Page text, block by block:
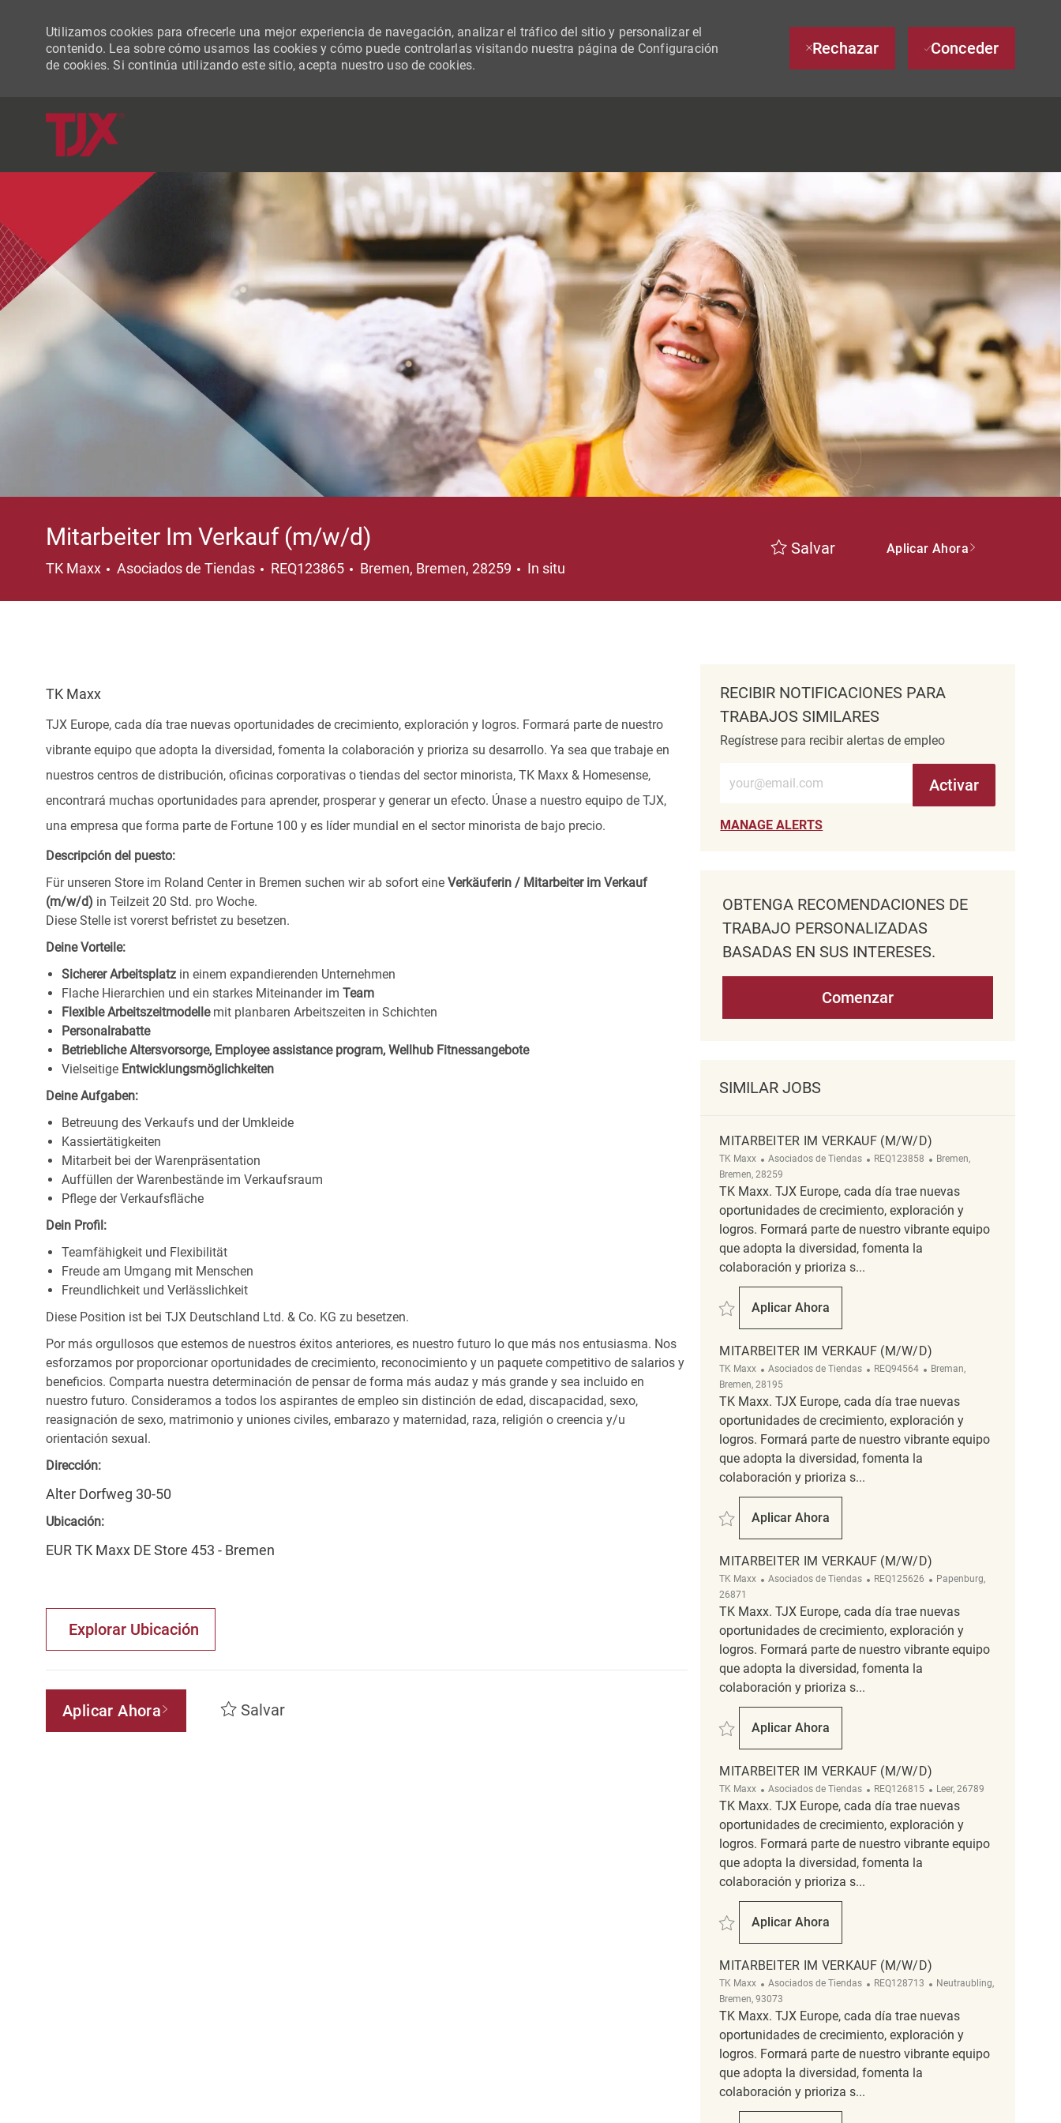
Utilizamos cookies para ofrecerle una mejor experiencia de navegación, analizar el tráfico del sitio y personalizar el
contenido. Lea sobre cómo usamos las cookies y cómo puede controlarlas visitando nuestra página de Configuración
de cookies. Si continúa utilizando este sitio, acepta nuestro uso de cookies.
Rechazar Conceder
Mitarbeiter Im Verkauf (m/w/d)
TK Maxx Categoría
Asociados de Tiendas REQ123865 Ubicación
Bremen, Bremen, 28259 In situ
Salvar Aplicar Ahora
TK Maxx
TJX Europe, cada día trae nuevas oportunidades de crecimiento, exploración y logros. Formará parte de nuestro
vibrante equipo que adopta la diversidad, fomenta la colaboración y prioriza su desarrollo. Ya sea que trabaje en
nuestros centros de distribución, oficinas corporativas o tiendas del sector minorista, TK Maxx & Homesense,
encontrará muchas oportunidades para aprender, prosperar y generar un efecto. Únase a nuestro equipo de TJX,
una empresa que forma parte de Fortune 100 y es líder mundial en el sector minorista de bajo precio.
Descripción del puesto:
Für unseren Store im Roland Center in Bremen suchen wir ab sofort eine Verkäuferin / Mitarbeiter im Verkauf
(m/w/d) in Teilzeit 20 Std. pro Woche.
Diese Stelle ist vorerst befristet zu besetzen.
Deine Vorteile:
Sicherer Arbeitsplatz in einem expandierenden Unternehmen
Flache Hierarchien und ein starkes Miteinander im Team
Flexible Arbeitszeitmodelle mit planbaren Arbeitszeiten in Schichten
Personalrabatte
Betriebliche Altersvorsorge, Employee assistance program, Wellhub Fitnessangebote
Vielseitige Entwicklungsmöglichkeiten
Deine Aufgaben:
Betreuung des Verkaufs und der Umkleide
Kassiertätigkeiten
Mitarbeit bei der Warenpräsentation
Auffüllen der Warenbestände im Verkaufsraum
Pflege der Verkaufsfläche
Dein Profil:
Teamfähigkeit und Flexibilität
Freude am Umgang mit Menschen
Freundlichkeit und Verlässlichkeit
Diese Position ist bei TJX Deutschland Ltd. & Co. KG zu besetzen.
Por más orgullosos que estemos de nuestros éxitos anteriores, es nuestro futuro lo que más nos entusiasma. Nos
esforzamos por proporcionar oportunidades de crecimiento, reconocimiento y un paquete competitivo de salarios y
beneficios. Comparta nuestra determinación de pensar de forma más audaz y más grande y sea incluido en
nuestro futuro. Consideramos a todos los aspirantes de empleo sin distinción de edad, discapacidad, sexo,
reasignación de sexo, matrimonio y uniones civiles, embarazo y maternidad, raza, religión o creencia y/u
orientación sexual.
Dirección:
Alter Dorfweg 30-50
Ubicación:
EUR TK Maxx DE Store 453 - Bremen
Explorar Ubicación
Aplicar Ahora Salvar
RECIBIR NOTIFICACIONES PARA
TRABAJOS SIMILARES
Regístrese para recibir alertas de empleo
Introduzca la dirección de correo electrónico (obligatorio)
Activar
MANAGE ALERTS
OBTENGA RECOMENDACIONES DE
TRABAJO PERSONALIZADAS
BASADAS EN SUS INTERESES.
Comenzar
SIMILAR JOBS
MITARBEITER IM VERKAUF (M/W/D)
TK Maxx Categoría
Asociados de Tiendas ReqId
REQ123858 Ubicación
Bremen,
Bremen, 28259
TK Maxx. TJX Europe, cada día trae nuevas
oportunidades de crecimiento, exploración y
logros. Formará parte de nuestro vibrante equipo
que adopta la diversidad, fomenta la
colaboración y prioriza s...
Salvar Mitarbeiter Im Verkauf (m/w/d) REQ123858
Aplicar Ahora
Mitarbeiter Im Verkauf (m/w/d)
MITARBEITER IM VERKAUF (M/W/D)
TK Maxx Categoría
Asociados de Tiendas ReqId
REQ94564 Ubicación
Breman,
Bremen, 28195
TK Maxx. TJX Europe, cada día trae nuevas
oportunidades de crecimiento, exploración y
logros. Formará parte de nuestro vibrante equipo
que adopta la diversidad, fomenta la
colaboración y prioriza s...
Salvar Mitarbeiter im Verkauf (m/w/d) REQ94564
Aplicar Ahora
Mitarbeiter Im Verkauf (m/w/d)
MITARBEITER IM VERKAUF (M/W/D)
TK Maxx Categoría
Asociados de Tiendas ReqId
REQ125626 Ubicación
Papenburg,
26871
TK Maxx. TJX Europe, cada día trae nuevas
oportunidades de crecimiento, exploración y
logros. Formará parte de nuestro vibrante equipo
que adopta la diversidad, fomenta la
colaboración y prioriza s...
Salvar Mitarbeiter im Verkauf (m/w/d) REQ125626
Aplicar Ahora
Mitarbeiter Im Verkauf (m/w/d)
MITARBEITER IM VERKAUF (M/W/D)
TK Maxx Categoría
Asociados de Tiendas ReqId
REQ126815 Ubicación
Leer, 26789
TK Maxx. TJX Europe, cada día trae nuevas
oportunidades de crecimiento, exploración y
logros. Formará parte de nuestro vibrante equipo
que adopta la diversidad, fomenta la
colaboración y prioriza s...
Salvar Mitarbeiter im Verkauf (m/w/d) REQ126815
Aplicar Ahora
Mitarbeiter Im Verkauf (m/w/d)
MITARBEITER IM VERKAUF (M/W/D)
TK Maxx Categoría
Asociados de Tiendas ReqId
REQ128713 Ubicación
Neutraubling,
Bremen, 93073
TK Maxx. TJX Europe, cada día trae nuevas
oportunidades de crecimiento, exploración y
logros. Formará parte de nuestro vibrante equipo
que adopta la diversidad, fomenta la
colaboración y prioriza s...